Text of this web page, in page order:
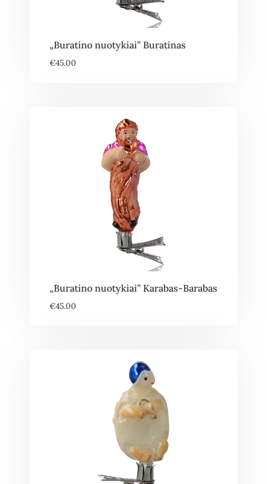
„Buratino nuotykiai” Buratinas
€45.00
„Buratino nuotykiai” Karabas-Barabas
€45.00